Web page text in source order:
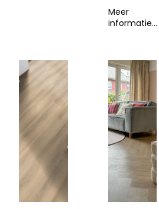
Meer
informatie...